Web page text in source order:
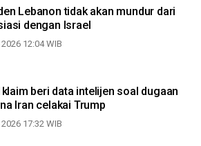
Lebanon tidak akan mundur dari
dengan Israel
12:04 WIB
beri data intelijen soal dugaan
Iran celakai Trump
17:32 WIB